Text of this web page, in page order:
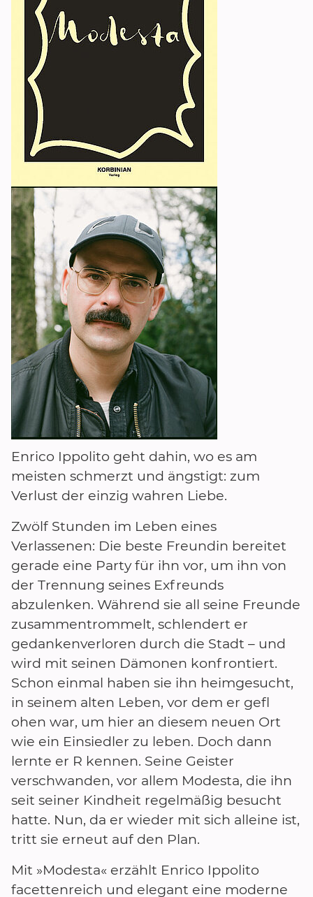
Enrico Ippolito geht dahin, wo es am
meisten schmerzt und ängstigt: zum
Verlust der einzig wahren Liebe.
Zwölf Stunden im Leben eines
Verlassenen: Die beste Freundin bereitet
gerade eine Party für ihn vor, um ihn von
der Trennung seines Exfreunds
abzulenken. Während sie all seine Freunde
zusammentrommelt, schlendert er
gedankenverloren durch die Stadt – und
wird mit seinen Dämonen konfrontiert.
Schon einmal haben sie ihn heimgesucht,
in seinem alten Leben, vor dem er gefl
ohen war, um hier an diesem neuen Ort
wie ein Einsiedler zu leben. Doch dann
lernte er R kennen. Seine Geister
verschwanden, vor allem Modesta, die ihn
seit seiner Kindheit regelmäßig besucht
hatte. Nun, da er wieder mit sich alleine ist,
tritt sie erneut auf den Plan.
Mit »Modesta« erzählt Enrico Ippolito
facettenreich und elegant eine moderne